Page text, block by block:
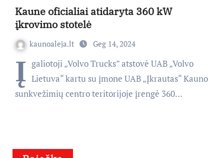
Kaune oficialiai atidaryta 360 kW
įkrovimo stotelė
kaunoaleja.lt Geg 14, 2024
Į galiotoji „Volvo Trucks” atstovė UAB „Volvo
Lietuva“ kartu su įmone UAB „Įkrautas“ Kauno
sunkvežimių centro teritorijoje įrengė 360…